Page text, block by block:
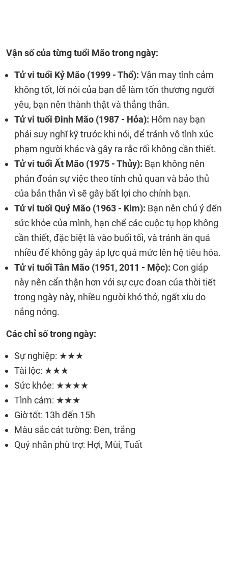
Vận số của từng tuổi Mão trong ngày:
Tử vi tuổi Kỷ Mão (1999 - Thổ): Vận may tình cảm
không tốt, lời nói của bạn dễ làm tổn thương người
yêu, bạn nên thành thật và thẳng thắn.
Tử vi tuổi Đinh Mão (1987 - Hỏa): Hôm nay bạn
phải suy nghĩ kỹ trước khi nói, để tránh vô tình xúc
phạm người khác và gây ra rắc rối không cần thiết.
Tử vi tuổi Ất Mão (1975 - Thủy): Bạn không nên
phán đoán sự việc theo tính chủ quan và bảo thủ
của bản thân vì sẽ gây bất lợi cho chính bạn.
Tử vi tuổi Quý Mão (1963 - Kim): Bạn nên chú ý đến
sức khỏe của mình, hạn chế các cuộc tụ họp không
cần thiết, đặc biệt là vào buổi tối, và tránh ăn quá
nhiều để không gây áp lực quá mức lên hệ tiêu hóa.
Tử vi tuổi Tân Mão (1951, 2011 - Mộc): Con giáp
này nên cẩn thận hơn với sự cực đoan của thời tiết
trong ngày này, nhiều người khó thở, ngất xỉu do
nắng nóng.
Các chỉ số trong ngày:
Sự nghiệp: ★★★
Tài lộc: ★★★
Sức khỏe: ★★★★
Tình cảm: ★★★
Giờ tốt: 13h đến 15h
Màu sắc cát tường: Đen, trắng
Quý nhân phù trợ: Hợi, Mùi, Tuất